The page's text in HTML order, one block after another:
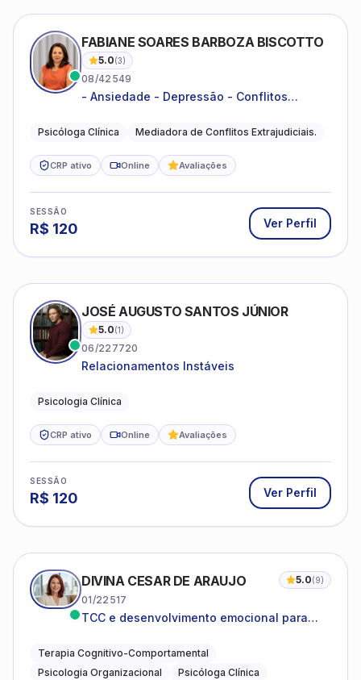
FABIANE SOARES BARBOZA BISCOTTO
5.0(3)
08/42549
- Ansiedade - Depressão - Conflitos
relacionamentos - Autoestima -
Psicóloga Clínica Mediadora de Conflitos Extrajudiciais.
CRP ativo Online Avaliações
SESSÃO
R$ 120 Ver Perfil
JOSÉ AUGUSTO SANTOS JÚNIOR
5.0(1)
06/227720
Relacionamentos Instáveis
Psicologia Clínica
CRP ativo Online Avaliações
SESSÃO
R$ 120 Ver Perfil
DIVINA CESAR DE ARAUJO 5.0(9)
01/22517
TCC e desenvolvimento emocional para
Terapia Cognitivo-Comportamental
Psicologia Organizacional
Psicóloga Clínica